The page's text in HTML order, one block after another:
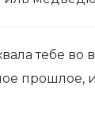
тебе во
прошлое,